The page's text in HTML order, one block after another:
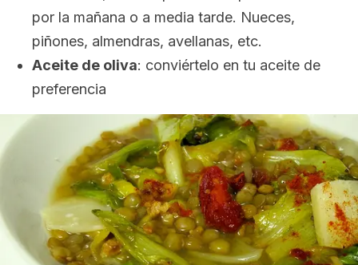
por la mañana o a media tarde. Nueces,
piñones, almendras, avellanas, etc.
Aceite de oliva: conviértelo en tu aceite de
preferencia